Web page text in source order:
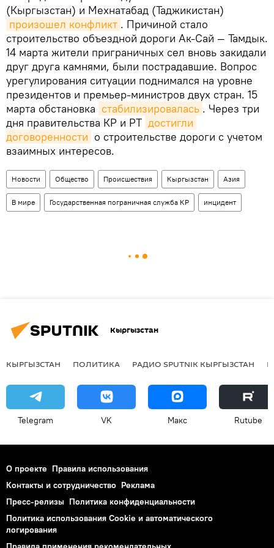
(Кыргызстан) и Мехнатабад (Таджикистан)
произошел конфликт . Причиной стало
строительство объездной дороги Ак-Сай — Тамдык.
14 марта жители приграничных сел вновь закидали
друг друга камнями, были пострадавшие. Вопрос
урегулирования ситуации поднимался на уровне
президентов и премьер-министров двух стран. 15
марта обстановка стабилизировалась . Через три
дня правительства КР и РТ достигли
договоренности о строительстве дороги с учетом
взаимных интересов.
Новости Общество Происшествия Кыргызстан Азия
В мире Государственная пограничная служба КР инцидент
Кыргызстан
КЫРГЫЗСТАН ПОЛИТИКА РАДИО SPUTNIK КЫРГЫЗСТАН
Telegram VK Макс Rutube
О проекте Правила использования
Контакты и сотрудничество Реклама
Пресс-релизы Политика конфиденциальности
Политика использования Cookie и автоматического
логирования